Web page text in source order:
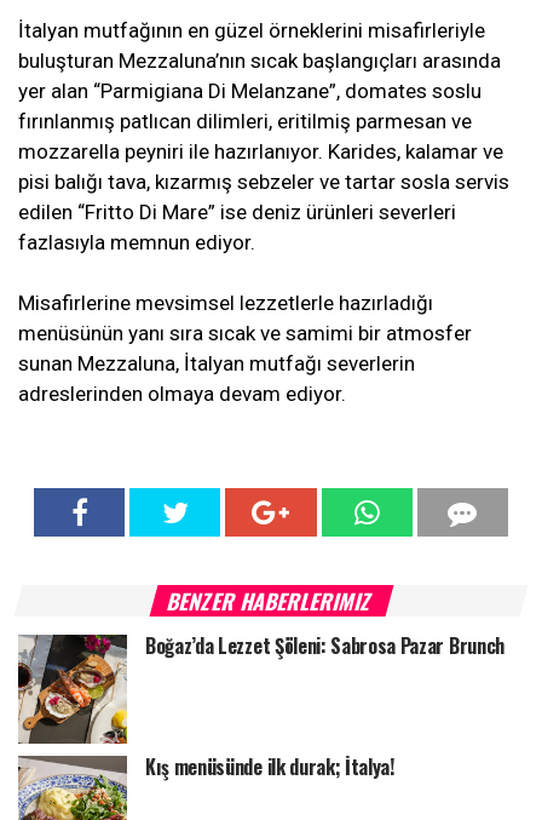
İtalyan mutfağının en güzel örneklerini misafirleriyle
buluşturan Mezzaluna’nın sıcak başlangıçları arasında
yer alan “Parmigiana Di Melanzane”, domates soslu
fırınlanmış patlıcan dilimleri, eritilmiş parmesan ve
mozzarella peyniri ile hazırlanıyor. Karides, kalamar ve
pisi balığı tava, kızarmış sebzeler ve tartar sosla servis
edilen “Fritto Di Mare” ise deniz ürünleri severleri
fazlasıyla memnun ediyor.
Misafirlerine mevsimsel lezzetlerle hazırladığı
menüsünün yanı sıra sıcak ve samimi bir atmosfer
sunan Mezzaluna, İtalyan mutfağı severlerin
adreslerinden olmaya devam ediyor.
BENZER HABERLERIMIZ
Boğaz’da Lezzet Şöleni: Sabrosa Pazar Brunch
Kış menüsünde ilk durak; İtalya!